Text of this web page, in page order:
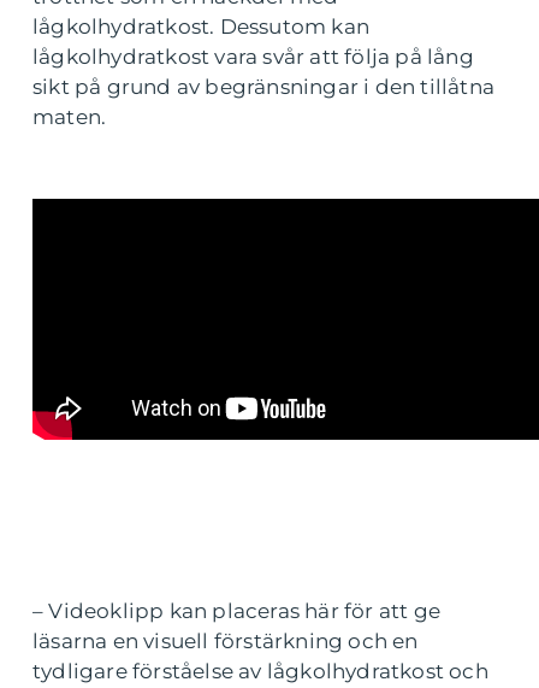
lågkolhydratkost. Dessutom kan
lågkolhydratkost vara svår att följa på lång
sikt på grund av begränsningar i den tillåtna
maten.
– Videoklipp kan placeras här för att ge
läsarna en visuell förstärkning och en
tydligare förståelse av lågkolhydratkost och